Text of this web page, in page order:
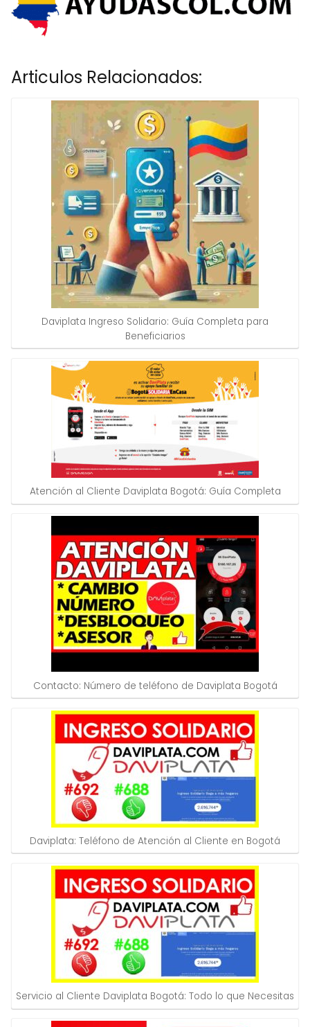
Articulos Relacionados:
Daviplata Ingreso Solidario: Guía Completa para
Beneficiarios
Atención al Cliente Daviplata Bogotá: Guía Completa
Contacto: Número de teléfono de Daviplata Bogotá
Daviplata: Teléfono de Atención al Cliente en Bogotá
Servicio al Cliente Daviplata Bogotá: Todo lo que Necesitas